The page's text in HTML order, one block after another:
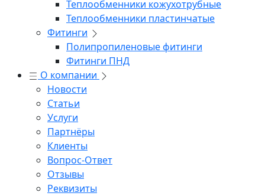
Теплообменники кожухотрубные
Теплообменники пластинчатые
Фитинги
Полипропиленовые фитинги
Фитинги ПНД
О компании
Новости
Статьи
Услуги
Партнёры
Клиенты
Вопрос-Ответ
Отзывы
Реквизиты